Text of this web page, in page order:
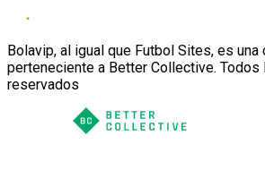
Bolavip, al igual que Futbol Sites, es una
perteneciente a Better Collective. Todos
reservados